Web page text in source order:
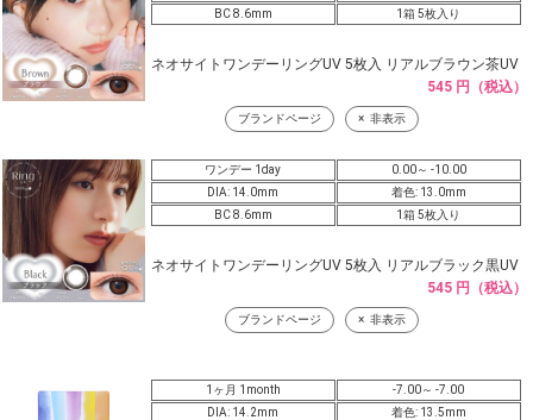
BC 8.6mm
1箱 5枚入り
ネオサイトワンデーリングUV 5枚入 リアルブラウン茶UV
545 円（税込）
ブランドページ 非表示
ワンデー 1day
0.00～ -10.00
DIA: 14.0mm
着色: 13.0mm
BC 8.6mm
1箱 5枚入り
ネオサイトワンデーリングUV 5枚入 リアルブラック黒UV
545 円（税込）
ブランドページ 非表示
1ヶ月 1month
-7.00～ -7.00
DIA: 14.2mm
着色: 13.5mm